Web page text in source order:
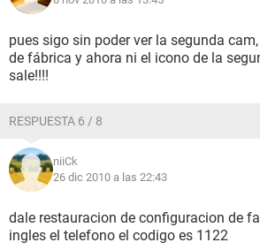
pues sigo sin poder ver la segunda
de fábrica y ahora ni el icono de la
sale!!!!
RESPUESTA 6 / 8
niiCk
26 dic 2010 a las 22:43
dale restauracion de configuracion de
ingles el telefono el codigo es 1122